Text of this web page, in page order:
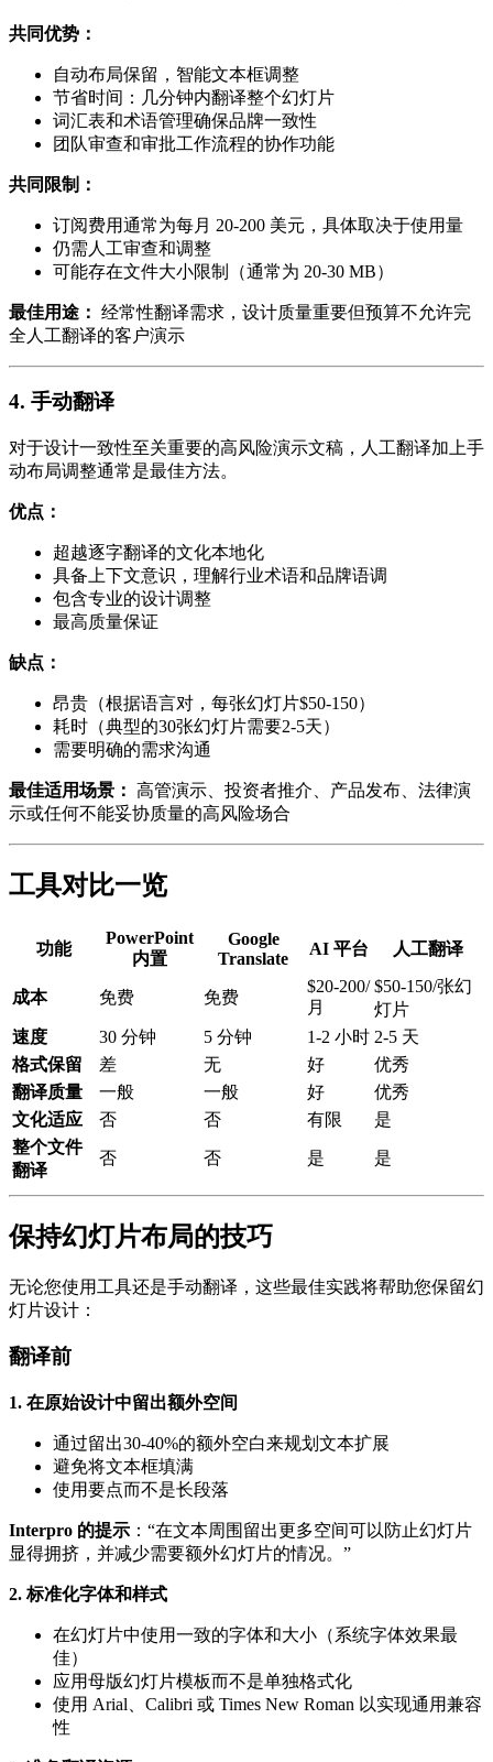
共同优势：
自动布局保留，智能文本框调整
节省时间：几分钟内翻译整个幻灯片
词汇表和术语管理确保品牌一致性
团队审查和审批工作流程的协作功能
共同限制：
订阅费用通常为每月 20-200 美元，具体取决于使用量
仍需人工审查和调整
可能存在文件大小限制（通常为 20-30 MB）
最佳用途： 经常性翻译需求，设计质量重要但预算不允许完
全人工翻译的客户演示
4. 手动翻译
对于设计一致性至关重要的高风险演示文稿，人工翻译加上手
动布局调整通常是最佳方法。
优点：
超越逐字翻译的文化本地化
具备上下文意识，理解行业术语和品牌语调
包含专业的设计调整
最高质量保证
缺点：
昂贵（根据语言对，每张幻灯片$50-150）
耗时（典型的30张幻灯片需要2-5天）
需要明确的需求沟通
最佳适用场景： 高管演示、投资者推介、产品发布、法律演
示或任何不能妥协质量的高风险场合
工具对比一览
功能
PowerPoint
内置
Google
Translate
AI 平台 人工翻译
成本 免费 免费
$20-200/
月
$50-150/张幻
灯片
速度
30 分钟 5 分钟 1-2 小时 2-5 天
格式保留
差 无 好
优秀
翻译质量
一般 一般 好
优秀
文化适应
否 否 有限
是
整个文件
翻译
否 否 是 是
保持幻灯片布局的技巧
无论您使用工具还是手动翻译，这些最佳实践将帮助您保留幻
灯片设计：
翻译前
1. 在原始设计中留出额外空间
通过留出30-40%的额外空白来规划文本扩展
避免将文本框填满
使用要点而不是长段落
Interpro 的提示 ：“在文本周围留出更多空间可以防止幻灯片
显得拥挤，并减少需要额外幻灯片的情况。”
2. 标准化字体和样式
在幻灯片中使用一致的字体和大小（系统字体效果最
佳）
应用母版幻灯片模板而不是单独格式化
使用 Arial、Calibri 或 Times New Roman 以实现通用兼容
性